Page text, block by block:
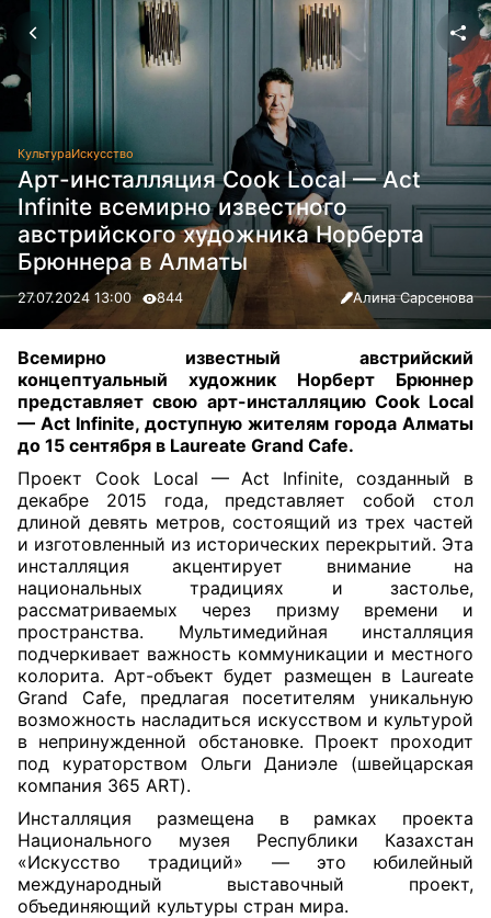
КультураИскусство
Арт-инсталляция Cook Local — Act
Infinite всемирно известного
австрийского художника Норберта
Брюннера в Алматы
27.07.2024 13:00 844 Алина Сарсенова
Всемирно известный австрийский
концептуальный художник Норберт Брюннер
представляет свою арт-инсталляцию Cook Local
— Act Infinite, доступную жителям города Алматы
до 15 сентября в Laureate Grand Cafe.
Проект Cook Local — Act Infinite, созданный в
декабре 2015 года, представляет собой стол
длиной девять метров, состоящий из трех частей
и изготовленный из исторических перекрытий. Эта
инсталляция акцентирует внимание на
национальных традициях и застолье,
рассматриваемых через призму времени и
пространства. Мультимедийная инсталляция
подчеркивает важность коммуникации и местного
колорита. Арт-объект будет размещен в Laureate
Grand Cafe, предлагая посетителям уникальную
возможность насладиться искусством и культурой
в непринужденной обстановке. Проект проходит
под кураторством Ольги Даниэле (швейцарская
компания 365 ART).
Инсталляция размещена в рамках проекта
Национального музея Республики Казахстан
«Искусство традиций» — это юбилейный
международный выставочный проект,
объединяющий культуры стран мира.